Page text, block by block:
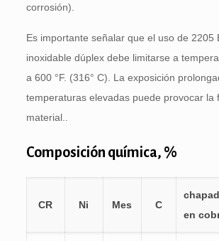
corrosión).
Es importante señalar que el uso de 2205
inoxidable dúplex debe limitarse a
a 600 °F. (316° C). La exposición
temperaturas elevadas puede provocar la
material..
Composición química, %
CR Ni Mes C
en